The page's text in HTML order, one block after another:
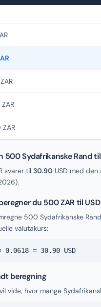
500 Sydafrikanske Rand
svarer til 30.90 USD med
).
du 500 ZAR til USD
500 Sydafrikanske
valutakurs:
0.0618 = 30.90 USD
beregning
vide, hvor mange